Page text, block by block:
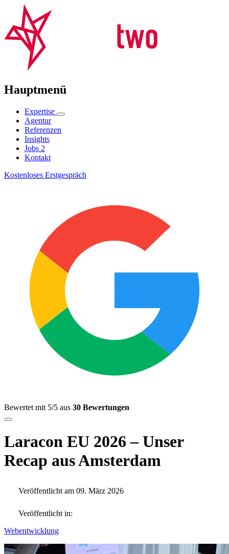
Hauptmenü
Expertise
Agentur
Referenzen
Insights
Jobs 2
Kontakt
Kostenloses Erstgespräch
Bewertet mit 5/5 aus 30 Bewertungen
Laracon EU 2026 – Unser
Recap aus Amsterdam
Veröffentlicht am 09. März 2026
Veröffentlicht in:
Webentwicklung